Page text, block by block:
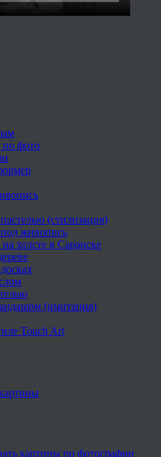
по фото
(стилизация)
живопись
холсте в Саранске
(имитация)
Touch Art